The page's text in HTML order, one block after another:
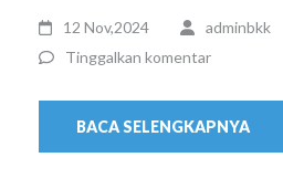
12 Nov,2024
adminbkk
Tinggalkan komentar
BACA SELENGKAPNYA